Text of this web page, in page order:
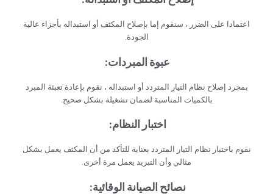
‏اعتمادا على الضرر ، سنقوم إما بإصلاح المكثف أو استبداله بأجزاء عالية
الجودة.‏
‏عبوة المبردات:‏
‏بمجرد إصلاح نظام التيار المتردد أو استبداله ، نقوم بإعادة تعبئة المبرد
بالكميات المناسبة لضمان تشغيله بشكل صحيح.‏
‏اختبار النظام:‏
‏نقوم باختبار نظام التيار المتردد بعناية للتأكد من أن المكثف يعمل بشكل
مثالي وأن التبريد يعمل مرة أخرى.‏
‏نصائح الصيانة الوقائية:‏